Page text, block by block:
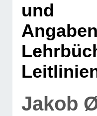
und
Jakob